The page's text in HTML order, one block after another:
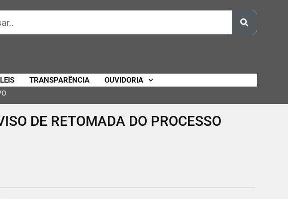
TRANSPARÊNCIA OUVIDORIA
DE RETOMADA DO PROCESSO